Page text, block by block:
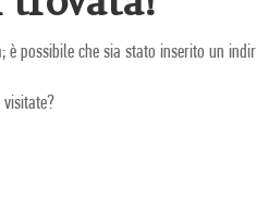
è possibile che sia stato inserito un